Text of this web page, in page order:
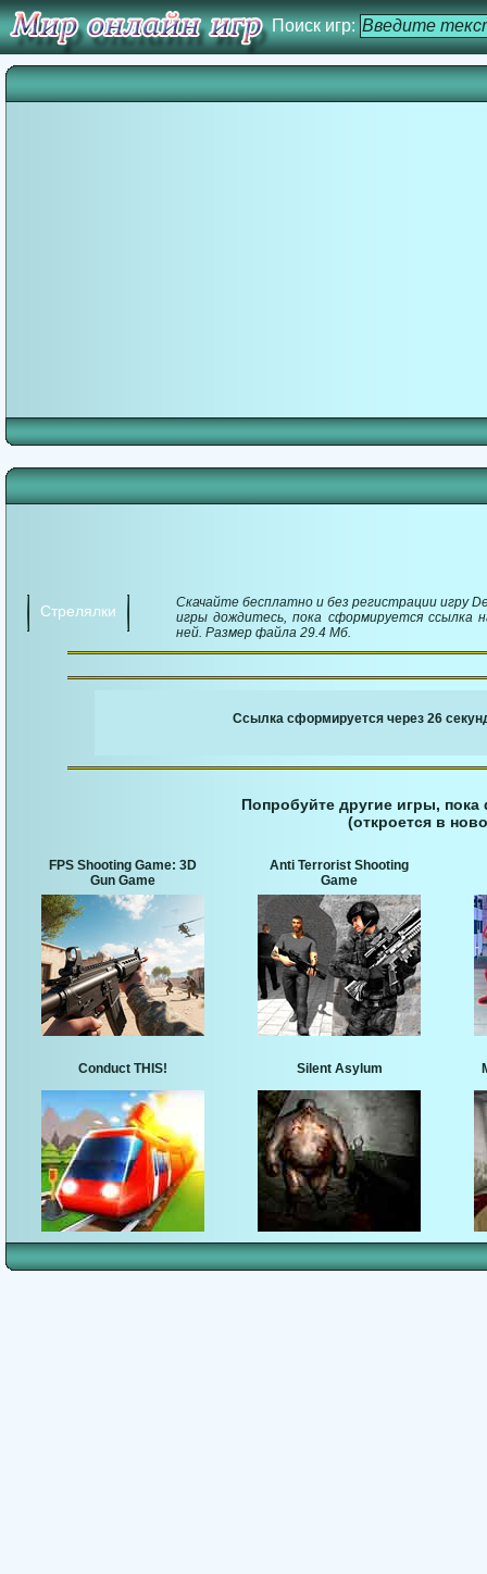
Поиск игр:
Стрелялки
Скачайте бесплатно и без регистрации игру
игры дождитесь, пока сформируется ссылка
ней. Размер файла 29.4 Мб.
Ссылка сформируется через 25
Попробуйте другие игры,
(откроется в
FPS Shooting Game: 3D
Gun Game
Anti Terrorist Shooting
Game
Conduct THIS! Silent Asylum